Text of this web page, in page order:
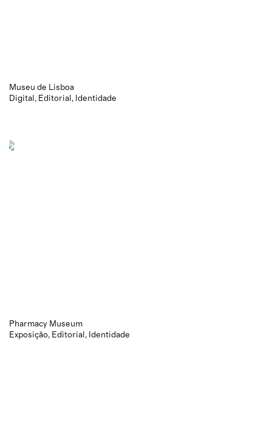
Museu de Lisboa
Digital
Editorial Identidade
Pharmacy Museum
Exposição Editorial Identidade